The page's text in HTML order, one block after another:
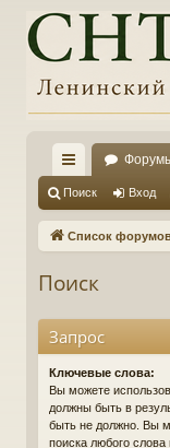
с
ы
и
Поиск Вход
Список
Поиск
Запрос
Ключевые слова:
Вы можете
должны быть в
быть не должно. Вы
поиска любого слова